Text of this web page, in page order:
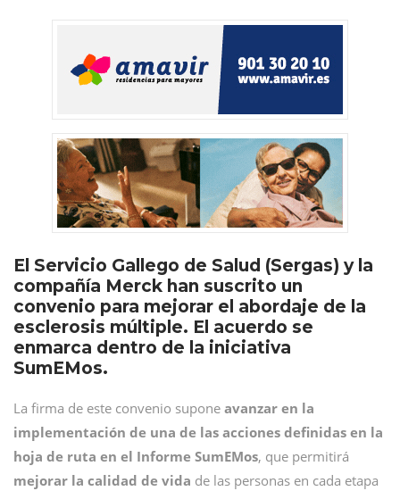
El Servicio Gallego de Salud (Sergas) y la
compañía Merck han suscrito un
convenio para mejorar el abordaje de la
esclerosis múltiple. El acuerdo se
enmarca dentro de la iniciativa
SumEMos.
La firma de este convenio supone avanzar en la
implementación de una de las acciones definidas en la
hoja de ruta en el Informe SumEMos, que permitirá
mejorar la calidad de vida de las personas en cada etapa